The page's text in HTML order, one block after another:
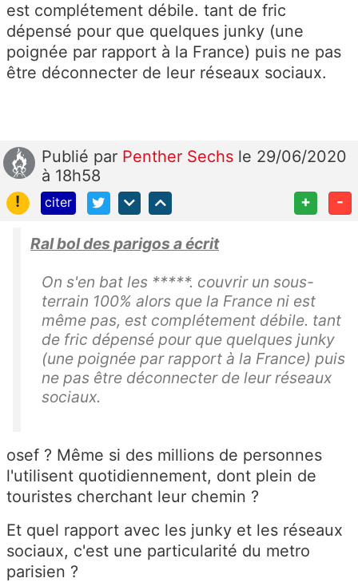
est complétement débile. tant de fric
dépensé pour que quelques junky (une
poignée par rapport à la France) puis ne pas
être déconnecter de leur réseaux sociaux.
Publié par Penther Sechs le 29/06/2020
à 18h58
!
citer + -
Ral bol des parigos a écrit
On s'en bat les *****. couvrir un sous-
terrain 100% alors que la France ni est
même pas, est complétement débile. tant
de fric dépensé pour que quelques junky
(une poignée par rapport à la France) puis
ne pas être déconnecter de leur réseaux
sociaux.
osef ? Même si des millions de personnes
l'utilisent quotidiennement, dont plein de
touristes cherchant leur chemin ?
Et quel rapport avec les junky et les réseaux
sociaux, c'est une particularité du metro
parisien ?